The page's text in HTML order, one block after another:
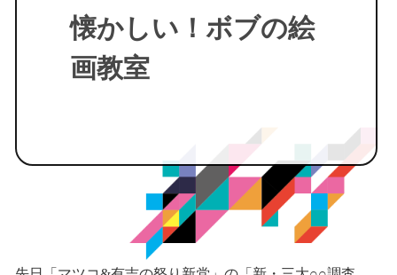
懐かしい！ボブの絵
画教室